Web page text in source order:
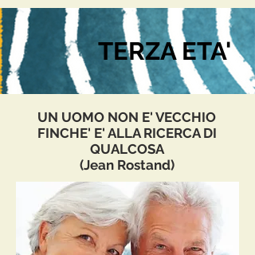
TERZA ETA'
UN UOMO NON E' VECCHIO
FINCHE' E' ALLA RICERCA DI
QUALCOSA
(Jean Rostand)